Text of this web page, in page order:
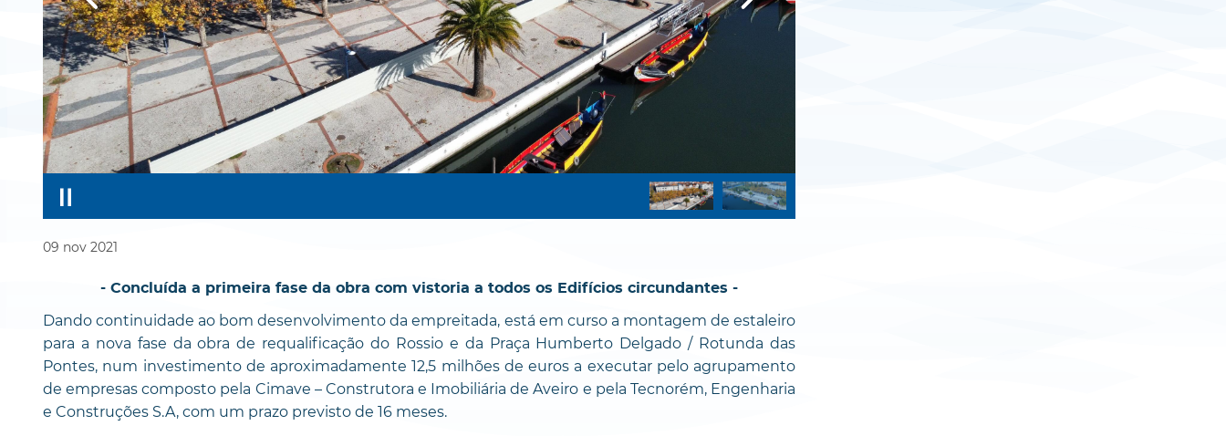
09 nov 2021
- Concluída a primeira fase da obra com vistoria a todos os Edifícios circundantes -
Dando continuidade ao bom desenvolvimento da empreitada, está em curso a montagem de estaleiro
para a nova fase da obra de requalificação do Rossio e da Praça Humberto Delgado / Rotunda das
Pontes, num investimento de aproximadamente 12,5 milhões de euros a executar pelo agrupamento
de empresas composto pela Cimave – Construtora e Imobiliária de Aveiro e pela Tecnorém, Engenharia
e Construções S.A, com um prazo previsto de 16 meses.